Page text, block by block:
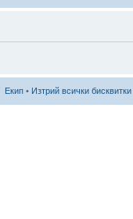
Екип • Изтрий всички бисквитки